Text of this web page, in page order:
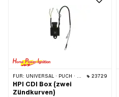
FÜR: UNIVERSAL · PUCH · SACHS · PONY / CILO (BETA 521 & 512) · PIAGGIO · ZÜNDAPP BELMONDO 23729
HPI CDI Box (zwei
Zündkurven)